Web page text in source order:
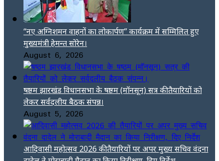
“नए अग्निशमन वाहनों का लोकार्पण” कार्यक्रम में सम्मिलित हुए
मुख्यमंत्री हेमन्त सोरेन।
August 6, 2026
षष्ठम झारखंड विधानसभा के षष्ठम (मॉनसून) सत्र की तैयारियों को
लेकर सर्वदलीय बैठक संपन्न।
August 5, 2026
आदिवासी महोत्सव 2026 की तैयारियों पर अपर मुख्य सचिव वंदना